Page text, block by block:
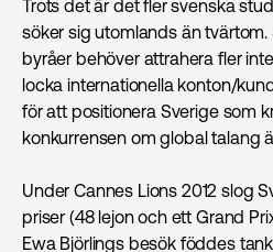
Trots det är det fler svenska
söker sig utomlands än tvärtom.
byråer behöver attrahera fler
locka internationella konton/
för att positionera Sverige som
konkurrensen om global talang
Under Cannes Lions 2012 slog
priser (48 lejon och ett Grand
Ewa Björlings besök föddes